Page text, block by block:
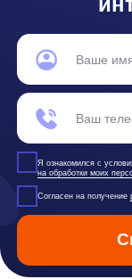
© ООО «Д
Юридический адрес:
Центра
any